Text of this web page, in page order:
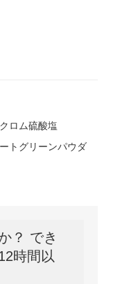
ロム硫酸塩
トグリーンパウダ
？ でき
時間以